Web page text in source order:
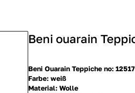
Teppiche
Beni ouarain
Beni Ouarain Teppiche no: 12517
Farbe: weiß
Material: Wolle